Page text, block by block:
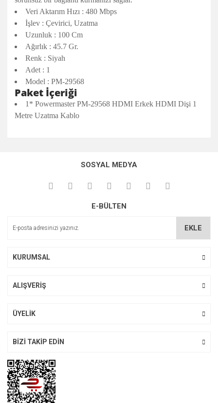
Veri Aktarım Hızı : 480 Mbps
İşlev : Çevirici, Uzatma
Uzunluk : 100 Cm
Ağırlık : 45.7 Gr.
Renk : Siyah
Adet : 1
Model : PM-29568
Paket İçeriği
1* Powermaster PM-29568 HDMI Erkek HDMI Dişi 1
Metre Uzatma Kablo
kullanarak tarafımıza iletebilirsiniz.
Görüş ve önerileriniz için teşekkür ederiz.
Ürün açıklamasında eksik bilgiler bulunuyor.
SOSYAL MEDYA
E-BÜLTEN
EKLE
KURUMSAL
ALIŞVERİŞ
ÜYELİK
BİZİ TAKİP EDİN